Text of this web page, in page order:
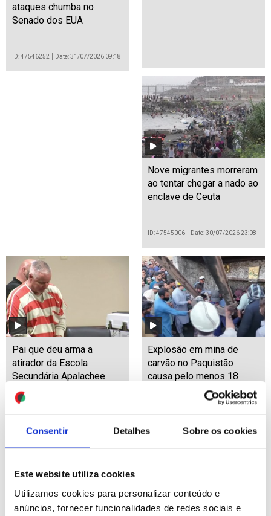
Consentir Detalhes Sobre os cookies
Este website utiliza cookies
Utilizamos cookies para personalizar conteúdo e
anúncios, fornecer funcionalidades de redes sociais e
ataques chumba no
Senado dos EUA
ID: 47546252 Date: 31/07/2026 09:18
Nove migrantes morreram
ao tentar chegar a nado ao
enclave de Ceuta
ID: 47545006 Date: 30/07/2026 23:08
Pai que deu arma a
atirador da Escola
Secundária Apalachee
condenado a 15 anos de
prisão
Explosão em mina de
carvão no Paquistão
causa pelo menos 18